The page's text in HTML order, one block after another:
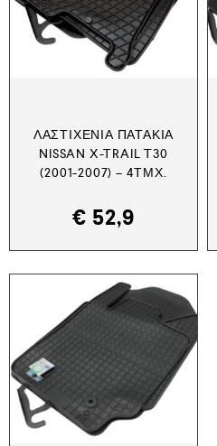
ΛΑΣΤΙΧΈΝΙΑ ΠΑΤΆΚΙΑ
NISSAN X-TRAIL T30
(2001-2007) – 4ΤΜΧ.
€ 52,9